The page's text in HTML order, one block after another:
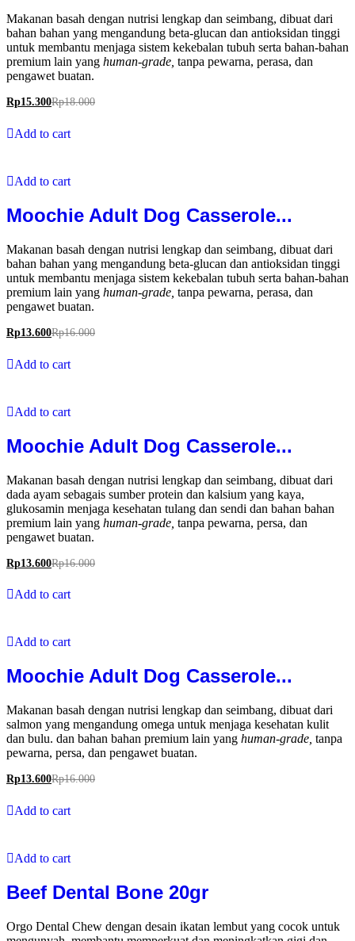
Makanan basah dengan nutrisi lengkap dan seimbang, dibuat dari
bahan bahan yang mengandung beta-glucan dan antioksidan tinggi
untuk membantu menjaga sistem kekebalan tubuh serta bahan-bahan
premium lain yang human-grade, tanpa pewarna, perasa, dan
pengawet buatan.
Rp15.300Rp18.000
Add to cart
Add to cart
Moochie Adult Dog Casserole...
Makanan basah dengan nutrisi lengkap dan seimbang, dibuat dari
bahan bahan yang mengandung beta-glucan dan antioksidan tinggi
untuk membantu menjaga sistem kekebalan tubuh serta bahan-bahan
premium lain yang human-grade, tanpa pewarna, perasa, dan
pengawet buatan.
Rp13.600Rp16.000
Add to cart
Add to cart
Moochie Adult Dog Casserole...
Makanan basah dengan nutrisi lengkap dan seimbang, dibuat dari
dada ayam sebagais sumber protein dan kalsium yang kaya,
glukosamin menjaga kesehatan tulang dan sendi dan bahan bahan
premium lain yang human-grade, tanpa pewarna, persa, dan
pengawet buatan.
Rp13.600Rp16.000
Add to cart
Add to cart
Moochie Adult Dog Casserole...
Makanan basah dengan nutrisi lengkap dan seimbang, dibuat dari
salmon yang mengandung omega untuk menjaga kesehatan kulit
dan bulu. dan bahan bahan premium lain yang human-grade, tanpa
pewarna, persa, dan pengawet buatan.
Rp13.600Rp16.000
Add to cart
Add to cart
Beef Dental Bone 20gr
Orgo Dental Chew dengan desain ikatan lembut yang cocok untuk